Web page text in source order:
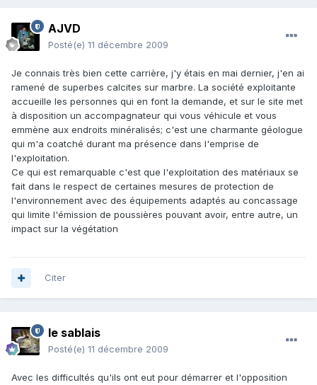
AJVD
Posté(e) 11 décembre 2009
Je connais très bien cette carrière, j'y étais en mai dernier, j'en ai
ramené de superbes calcites sur marbre. La société exploitante
accueille les personnes qui en font la demande, et sur le site met
à disposition un accompagnateur qui vous véhicule et vous
emmène aux endroits minéralisés; c'est une charmante géologue
qui m'a coatché durant ma présence dans l'emprise de
l'exploitation.
Ce qui est remarquable c'est que l'exploitation des matériaux se
fait dans le respect de certaines mesures de protection de
l'environnement avec des équipements adaptés au concassage
qui limite l'émission de poussières pouvant avoir, entre autre, un
impact sur la végétation
Citer
le sablais
Posté(e) 11 décembre 2009
Avec les difficultés qu'ils ont eut pour démarrer et l'opposition